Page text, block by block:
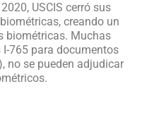
USCIS cerró sus
creando un
biométricas. Muchas
765 para documentos
no se pueden adjudicar